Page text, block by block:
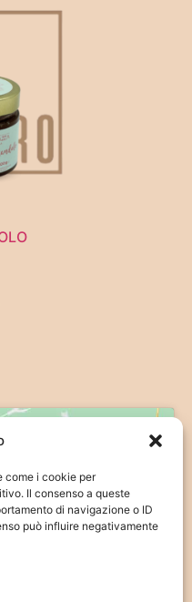
come i cookie per
Il consenso a queste
di navigazione o ID
può influire negativamente